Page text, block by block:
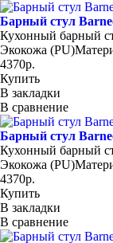
Барный стул
Кухонный барный
Экокожа
4370р.
Купить
В закладки
В сравнение
Барный стул
Кухонный барный
Экокожа
4370р.
Купить
В закладки
В сравнение